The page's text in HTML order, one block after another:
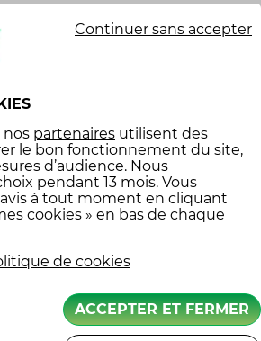
à ce
nos partenaires utilisent des
le bon fonctionnement du site,
d’audience. Nous
pendant 13 mois. Vous
à tout moment en cliquant
cookies » en bas de chaque
de cookies
Continuer sans accepter
ACCEPTER ET FERMER